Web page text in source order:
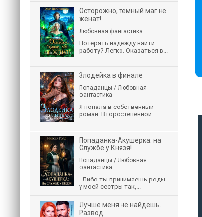
Осторожно, темный маг не
женат!
Любовная фантастика
Потерять надежду найти
работу? Легко. Оказаться в...
Злодейка в финале
Попаданцы / Любовная
фантастика
Я попала в собственный
роман. Второстепенной...
Попаданка-Акушерка: на
Службе у Князя!
Попаданцы / Любовная
фантастика
- Либо ты принимаешь роды
у моей сестры так,...
Лучше меня не найдешь.
Развод